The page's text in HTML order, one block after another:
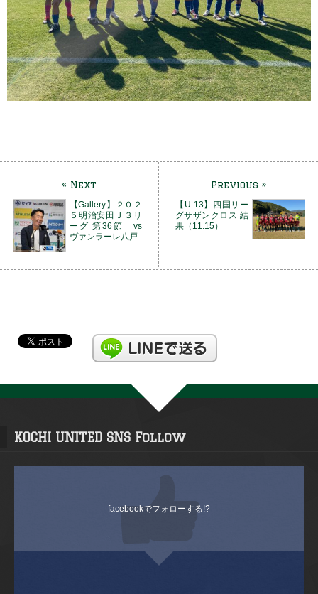
« Next
【Gallery】２０２
５明治安田Ｊ３リ
ーグ 第36節 vs
ヴァンラーレ八戸
Previous »
【U-13】四国リー
グサザンクロス 結
果（11.15）
KOCHI UNITED SNS Follow
facebookでフォローする!?